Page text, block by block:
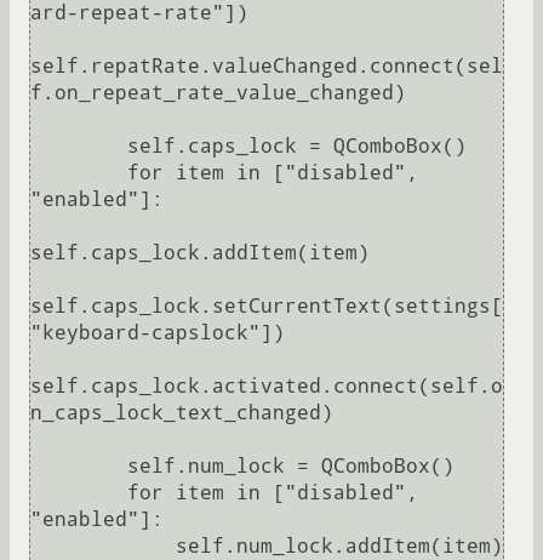
ard-repeat-rate"])
self.repatRate.valueChanged.connect(sel
f.on_repeat_rate_value_changed)
"enabled"]:
self.caps_lock.addItem(item)
self.caps_lock.setCurrentText(settings[
"keyboard-capslock"])
self.caps_lock.activated.connect(self.o
n_caps_lock_text_changed)
"enabled"]: